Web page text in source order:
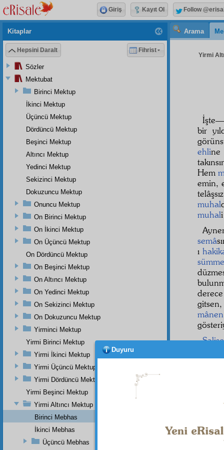
Arama
Yirmi
İşte—
bir
ehline
Hem
emin,
muhal
muhal
semâ
ı
mânen
hakikat
Kitaplar
Hepsini Daralt Fihrist
Sözler
Mektubat
Birinci Mektup
İkinci Mektup
Üçüncü Mektup
Dördüncü Mektup
Beşinci Mektup
Altıncı Mektup
Yedinci Mektup
Sekizinci Mektup
Dokuzuncu Mektup
Onuncu Mektup
On Birinci Mektup
On İkinci Mektup
On Üçüncü Mektup
On Dördüncü Mektup
On Beşinci Mektup
On Altıncı Mektup
On Yedinci Mektup
On Sekizinci Mektup
On Dokuzuncu Mektup
Yirminci Mektup
Yirmi Birinci Mektup
Yirmi İkinci Mektup
Yirmi Üçüncü Mektup
Yirmi Dördüncü Mektup
Yirmi Beşinci Mektup
Yirmi Altıncı Mektup
Birinci Mebhas
İkinci Mebhas
Üçüncü Mebhas
Giriş Kayıt Ol Follow
Duyuru